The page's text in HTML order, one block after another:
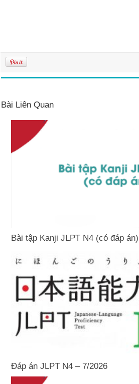
Bài Liên Quan
Bài tập Kanji JLPT N4 (có đáp án)
Đáp án JLPT N4 – 7/2026